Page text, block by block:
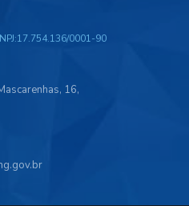
16,
17.754.136/0001-90